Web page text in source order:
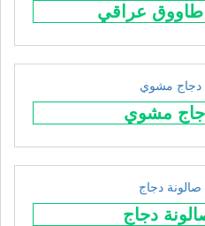
عراقي
مشوي
دجاج